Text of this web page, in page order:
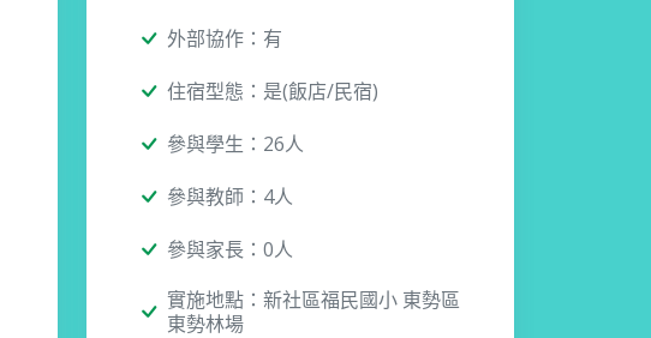
外部協作：有
住宿型態：是(飯店/民宿)
參與學生：26人
參與教師：4人
參與家長：0人
實施地點：新社區福民國小 東勢區
東勢林場